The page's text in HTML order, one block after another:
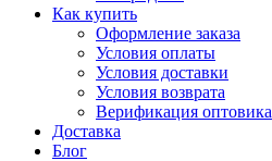
Как купить
Оформление заказа
Условия оплаты
Условия доставки
Условия возврата
Верификация оптовика
Доставка
Блог